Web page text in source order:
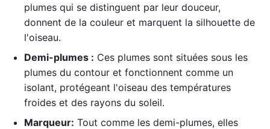
plumes qui se distinguent par leur douceur,
donnent de la couleur et marquent la silhouette de
l'oiseau.
Demi-plumes : Ces plumes sont situées sous les
plumes du contour et fonctionnent comme un
isolant, protégeant l'oiseau des températures
froides et des rayons du soleil.
Marqueur: Tout comme les demi-plumes, elles